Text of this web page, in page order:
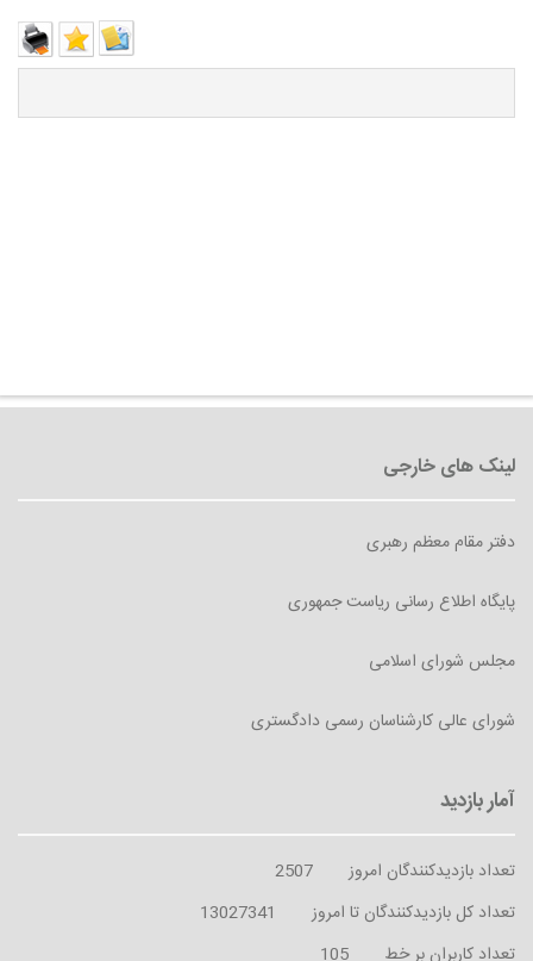
دفتر مقام معظم رهبری
پایگاه اطلاع رسانی ریاست جمهوری
مجلس شورای اسلامی
شورای عالی کارشناسان رسمی دادگستری
تعداد بازدیدکنندگان امروز
2507
تعداد کل بازدیدکنندگان تا امروز
13027341